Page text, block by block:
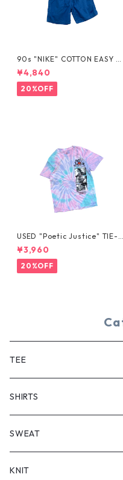
90s "NIKE" COTTON EASY S
HORTS
¥4,840
20%OFF
USED "Poetic Justice" TIE-D
YE TEE
¥3,960
20%OFF
TEE
SHORT SLEEVE
LONG SLEEVE
SHIRTS
SHORT SLEEVE
LONG SLEEVE
SWEAT
KNIT